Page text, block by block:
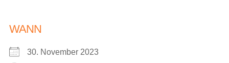
WANN
30. November 2023